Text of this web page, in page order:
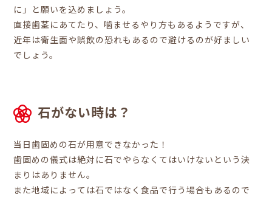
に」と願いを込めましょう。
直接歯茎にあてたり、噛ませるやり方もあるようですが、
近年は衛生面や誤飲の恐れもあるので避けるのが好ましい
でしょう。
石がない時は？
当日歯固めの石が用意できなかった！
歯固めの儀式は絶対に石でやらなくてはいけないという決
まりはありません。
また地域によっては石ではなく食品で行う場合もあるので